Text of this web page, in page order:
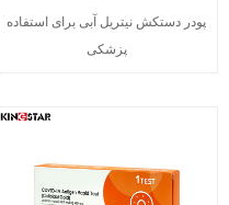
پودر دستکش نیتریل آبی برای استفاده
پزشکی